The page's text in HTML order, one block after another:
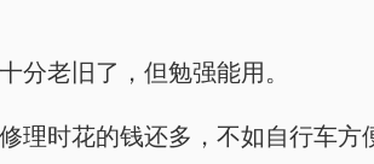
分老旧了，但勉强能用。
理时花的钱还多，不如自行车方